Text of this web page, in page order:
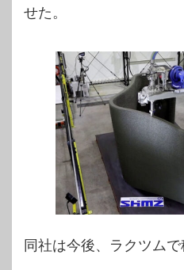
せた。
同社は今後、ラクツム